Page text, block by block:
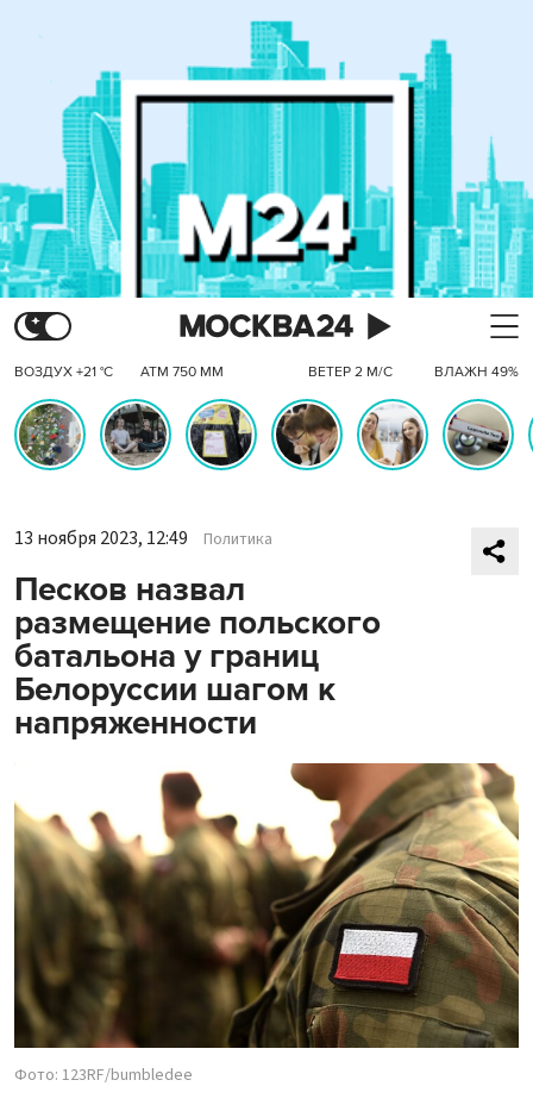
ВОЗДУХ +21 °C АТМ 750 ММ ВЕТЕР 2 М/С ВЛАЖН 49%
13 ноября 2023, 12:49 Политика
Песков назвал
размещение польского
батальона у границ
Белоруссии шагом к
напряженности
Фото: 123RF/bumbledee